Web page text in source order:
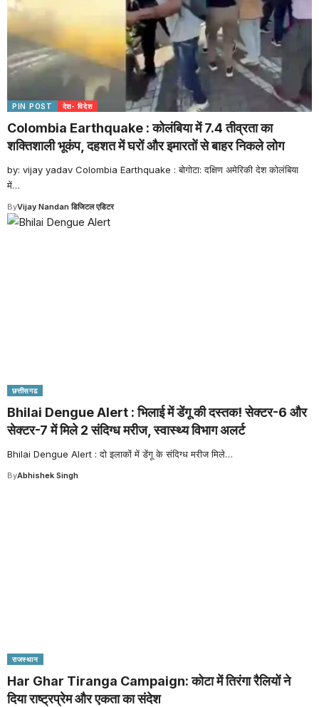
PIN POST देश- विदेश
Colombia Earthquake : कोलंबिया में 7.4 तीव्रता का
शक्तिशाली भूकंप, दहशत में घरों और इमारतों से बाहर निकले लोग
by: vijay yadav Colombia Earthquake : बोगोटा: दक्षिण अमेरिकी देश कोलंबिया
में…
ByVijay Nandan डिजिटल एडिटर
छत्तीसगढ
Bhilai Dengue Alert : भिलाई में डेंगू की दस्तक! सेक्टर-6 और
सेक्टर-7 में मिले 2 संदिग्ध मरीज, स्वास्थ्य विभाग अलर्ट
Bhilai Dengue Alert : दो इलाकों में डेंगू के संदिग्ध मरीज मिले…
ByAbhishek Singh
राजस्थान
Har Ghar Tiranga Campaign: कोटा में तिरंगा रैलियों ने
दिया राष्ट्रप्रेम और एकता का संदेश